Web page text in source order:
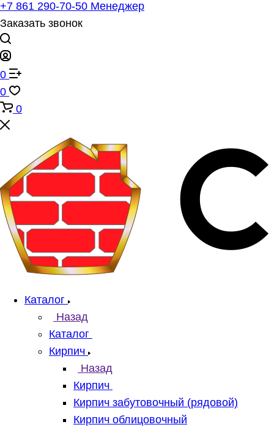
+7 861 290-70-50 Менеджер
Заказать звонок
0
0
0
Каталог
Назад
Каталог
Кирпич
Назад
Кирпич
Кирпич забутовочный (рядовой)
Кирпич облицовочный